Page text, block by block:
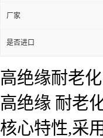
厂家
是否进口
高绝缘耐老
高绝缘 耐老
核心特性,采